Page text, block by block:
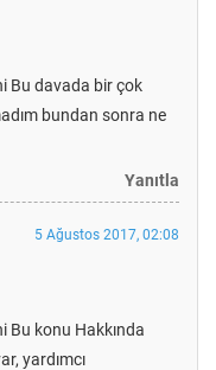
Bu davada bir çok
bundan sonra ne
Yanıtla
5 Ağustos 2017, 02:08
Bu konu Hakkında
yardımcı